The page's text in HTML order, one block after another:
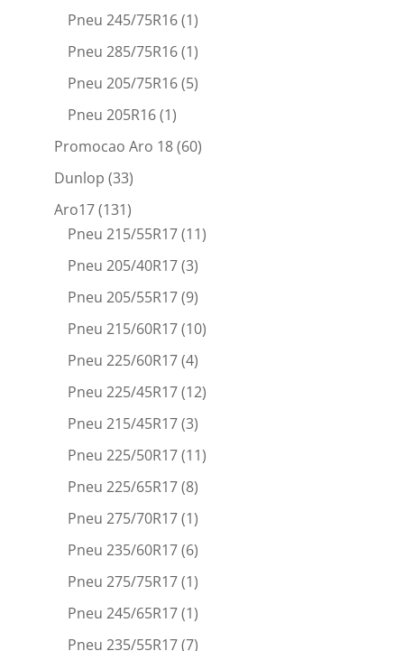
Pneu 245/75R16(1)
Pneu 285/75R16(1)
Pneu 205/75R16(5)
Pneu 205R16(1)
Promocao Aro 18(60)
Dunlop (33)
Aro17(131)
Pneu 215/55R17(11)
Pneu 205/40R17(3)
Pneu 205/55R17(9)
Pneu 215/60R17(10)
Pneu 225/60R17(4)
Pneu 225/45R17(12)
Pneu 215/45R17(3)
Pneu 225/50R17(11)
Pneu 225/65R17(8)
Pneu 275/70R17(1)
Pneu 235/60R17(6)
Pneu 275/75R17(1)
Pneu 245/65R17(1)
Pneu 235/55R17(7)